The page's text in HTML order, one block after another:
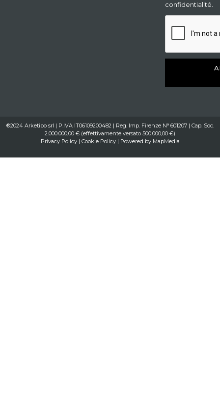
confidentialité.
®2024 Arketipo srl | P.IVA IT06109200482 | Reg. Imp. Firenze N° 601207 | Cap. Soc.
2.000.000,00 € (effettivamente versato 500.000,00 €)
Privacy Policy| Cookie Policy| Powered by MapMedia